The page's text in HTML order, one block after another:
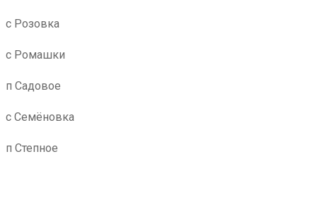
с Розовка
с Ромашки
п Садовое
с Семёновка
п Степное